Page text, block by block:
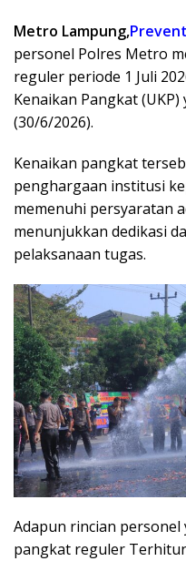
Metro Lampung,
personel Polres Metro
reguler periode 1 Juli
Kenaikan Pangkat
(30/6/2026).
Kenaikan pangkat
penghargaan institusi
memenuhi persyaratan
menunjukkan dedikasi
pelaksanaan tugas.
Adapun rincian
pangkat reguler